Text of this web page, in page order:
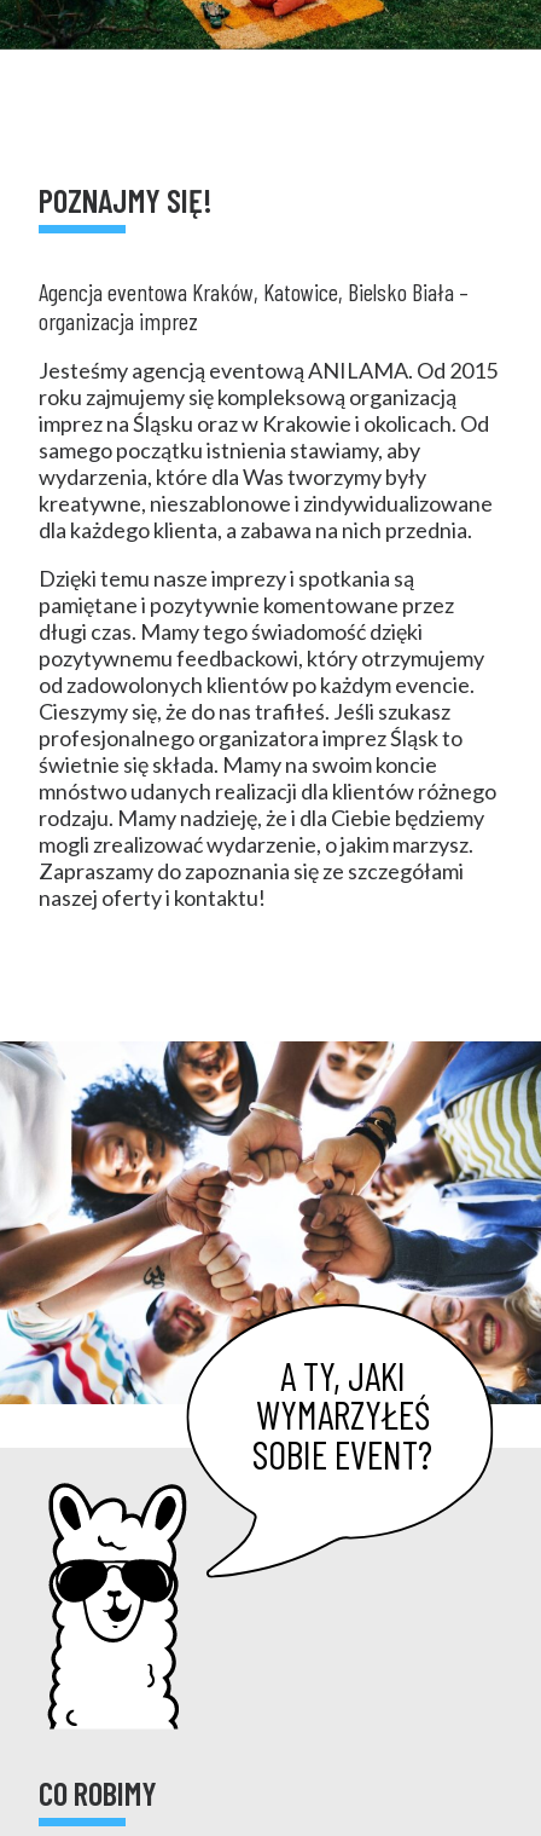
POZNAJMY SIĘ!
Agencja eventowa Kraków, Katowice, Bielsko Biała –
organizacja imprez
Jesteśmy agencją eventową ANILAMA. Od 2015
roku zajmujemy się kompleksową organizacją
imprez na Śląsku oraz w Krakowie i okolicach. Od
samego początku istnienia stawiamy, aby
wydarzenia, które dla Was tworzymy były
kreatywne, nieszablonowe i zindywidualizowane
dla każdego klienta, a zabawa na nich przednia.
Dzięki temu nasze imprezy i spotkania są
pamiętane i pozytywnie komentowane przez
długi czas. Mamy tego świadomość dzięki
pozytywnemu feedbackowi, który otrzymujemy
od zadowolonych klientów po każdym evencie.
Cieszymy się, że do nas trafiłeś. Jeśli szukasz
profesjonalnego organizatora imprez Śląsk to
świetnie się składa. Mamy na swoim koncie
mnóstwo udanych realizacji dla klientów różnego
rodzaju. Mamy nadzieję, że i dla Ciebie będziemy
mogli zrealizować wydarzenie, o jakim marzysz.
Zapraszamy do zapoznania się ze szczegółami
naszej oferty i kontaktu!
A TY, JAKI
WYMARZYŁEŚ
SOBIE EVENT?
CO ROBIMY